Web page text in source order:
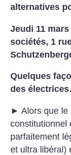
alternatives
Jeudi 11
sociétés, 1
Quelques
des
► Alors que le
constitutionnel
parfaitement
et ultra libéral)